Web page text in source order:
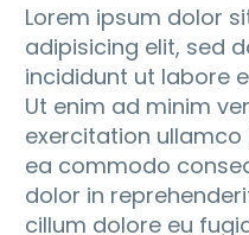
Lorem ipsum dolor
adipisicing elit, sed
incididunt ut labore
Ut enim ad minim
exercitation ullamco
ea commodo
dolor in
cillum dolore eu